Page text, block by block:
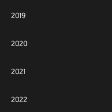
2019
2020
2021
2022